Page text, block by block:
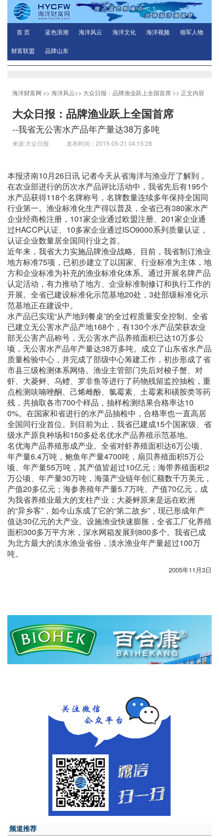
首 页 蓝色浪潮 海洋风云 海洋文化 海洋视频 领军人物
财富联盟 品牌山东
海洋财富网 >> 海洋风云>> 大众日报：品牌渔业跃上全国首席 >> 正文内容
大众日报：品牌渔业跃上全国首席
--我省无公害水产品年产量达38万多吨
来源:大众日报 发布时间：2015-05-21 04:15:28
本报济南10月26日讯 记者今天从省海洋与渔业厅了解到，
在农业部进行的历次水产品评比活动中，我省先后有195个
水产品获得118个名牌称号，名牌数量连续多年保持全国同
行业第一。渔业标准化生产得以普及，全省已有380家水产
企业经商检注册，101家企业通过欧盟注册、201家企业通
过HACCP认证、10多家企业通过ISO9000系列质量认证，
认证企业数量居全国同行业之首。
近年来，我省大力实施品牌渔业战略。目前，我省制订渔业
地方标准75项，已初步建立了以国家、行业标准为主体，地
方和企业标准为补充的渔业标准化体系。通过开展名牌产品
认定活动，有力推动了地方、企业标准制修订和执行工作的
开展。全省已建设标准化示范基地20处，3处部级标准化示
范基地正在建设中。
水产品已实现“从产地到餐桌”的全过程质量安全控制。全省
已建立无公害水产品产地168个，有130个水产品荣获农业
部无公害产品称号，无公害水产品养殖面积已达10万多公
顷，无公害水产品年产量达38万多吨。成立了山东省水产品
质量检验中心，并完成了部级中心筹建工作，初步形成了省
市县三级检测体系网络。渔业主管部门先后对梭子蟹、对
虾、大菱鲆、乌鳢、罗非鱼等进行了药物残留监控抽检，重
点检测呋喃唑酮、己烯雌酚、氯霉素、土霉素和磺胺类等药
残，共抽取各市700个样品，抽样检测结果合格率达10
0%。在国家和省进行的水产品抽检中，合格率也一直高居
全国同行业首位。到目前为止，我省已建成15个国家级、省
级水产原良种场和150多处名优水产品养殖示范基地。
名优海产品养殖形成产业。全省对虾养殖面积达6万公顷、
年产量6.4万吨，鲍鱼年产量4700吨，扇贝养殖面积5万公
顷、年产量55万吨，其产值皆超过10亿元；海带养殖面积2
万公顷、年产量30万吨，海藻产业链年创汇额数千万美元，
产值20多亿元；海参养殖年产量5.7万吨、产值70亿元，成
为我省养殖业最大的支柱产业；大菱鲆原来是远在欧洲
的“异乡客”，如今山东成了它的“第二故乡”，现已形成年产
值达30亿元的大产业。设施渔业快速膨胀，全省工厂化养殖
面积300多万平方米，深水网箱发展到800多个。我省已成
为北方最大的淡水渔业省份，淡水渔业年产量超过100万
吨。
2005年11月3日
频道推荐